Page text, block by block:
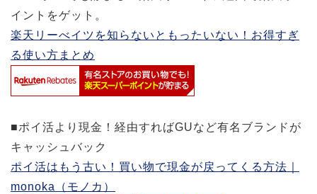
イントをゲット。
楽天リーべイツを知らないともったいない！お得すぎ
る使い方まとめ
■ポイ活より現金！経由すればGUなど有名ブランドが
キャッシュバック
ポイ活はもう古い！買い物で現金が戻ってくる方法｜
monoka（モノカ）